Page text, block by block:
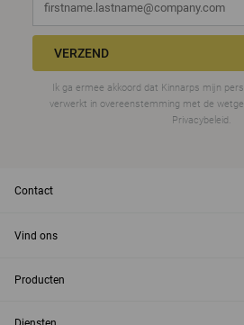
VERZEND
Ik ga ermee akkoord dat Kinnarps mijn
verwerkt in overeenstemming met de
Privacybeleid.
Contact
Vind ons
Producten